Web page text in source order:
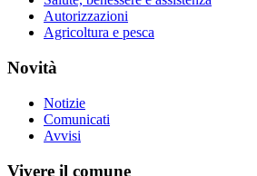
Autorizzazioni
Agricoltura e pesca
Novità
Notizie
Comunicati
Avvisi
Vivere il comune